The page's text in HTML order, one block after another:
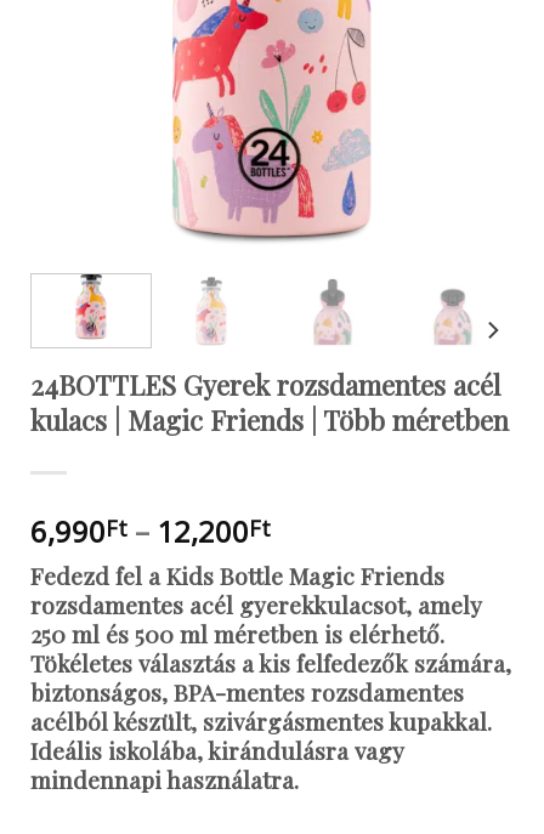
24BOTTLES Gyerek rozsdamentes acél
kulacs | Magic Friends | Több méretben
6,990Ft – 12,200FtÁrtartomány:
6,990Ft
-
12,200Ft
Fedezd fel a Kids Bottle Magic Friends
rozsdamentes acél gyerekkulacsot, amely
250 ml és 500 ml méretben is elérhető.
Tökéletes választás a kis felfedezők számára,
biztonságos, BPA-mentes rozsdamentes
acélból készült, szivárgásmentes kupakkal.
Ideális iskolába, kirándulásra vagy
mindennapi használatra.